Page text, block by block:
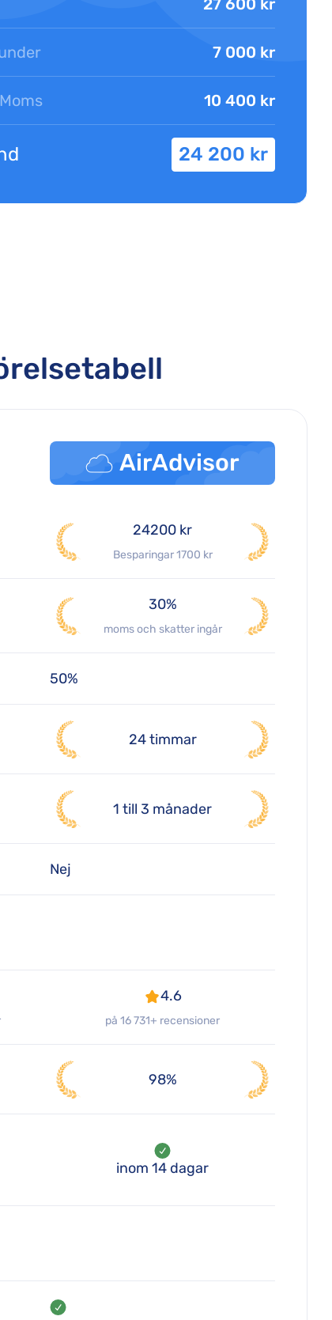
27 600 kr
7 000 kr
10 400 kr
24 200 kr
AirAdvisor
24200 kr
Besparingar 1700 kr
30%
moms och skatter ingår
50%
24 timmar
1 till 3 månader
Nej
4.6
på 16 731+ recensioner
98%
inom 14 dagar